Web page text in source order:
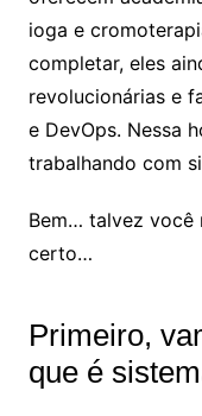
ioga e
completar, eles
revolucionárias e
e DevOps. Nessa
trabalhando com
Bem… talvez você
certo…
Primeiro,
que é